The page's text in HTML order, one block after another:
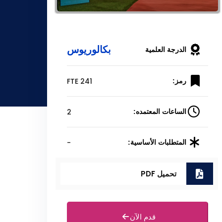
الدرجة العلمية بكالوريوس
رمز: FTE 241
الساعات المعتمده: 2
المتطلبات الأساسية: -
تحميل PDF
قدم الآن